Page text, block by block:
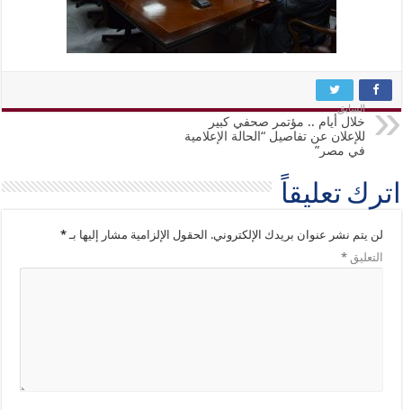
السابق
خلال أيام .. مؤتمر صحفي كبير
للإعلان عن تفاصيل “الحالة الإعلامية
في مصر”
اترك تعليقاً
لن يتم نشر عنوان بريدك الإلكتروني. الحقول الإلزامية مشار إليها بـ*
التعليق*